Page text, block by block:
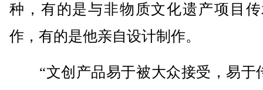
种，有的是与非物质文化遗产项目
作，有的是他亲自设计制作。
“文创产品易于被大众接受，易于